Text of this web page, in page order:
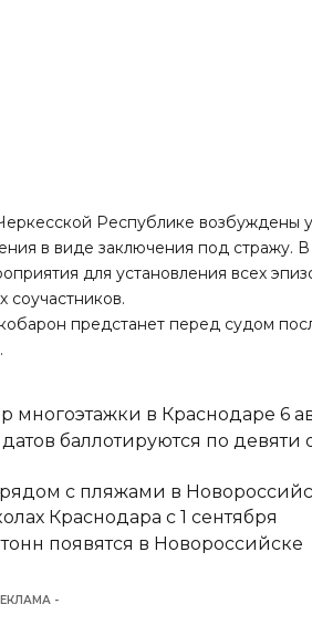
Республике возбуждены
в виде заключения под стражу.
для установления всех
соучастников.
предстанет перед судом
в Краснодаре 6
баллотируются по девяти
с пляжами в
Краснодара с 1 сентября
появятся в Новороссийске
-